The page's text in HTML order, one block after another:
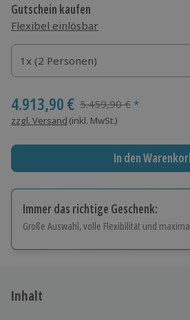
Gutschein kaufen
Flexibel einlösbar
1x (2 Personen)
1x (2 Personen)
1x (2 Personen)
4.913,90 € Streichpreis
5.459,90 € *
zzgl. Versand (inkl. MwSt.)
In den
Immer das richtige Geschenk:
Große Auswahl, volle Flexibilität und
Jeder Gutschein für alle Erlebnisse
Inhalt